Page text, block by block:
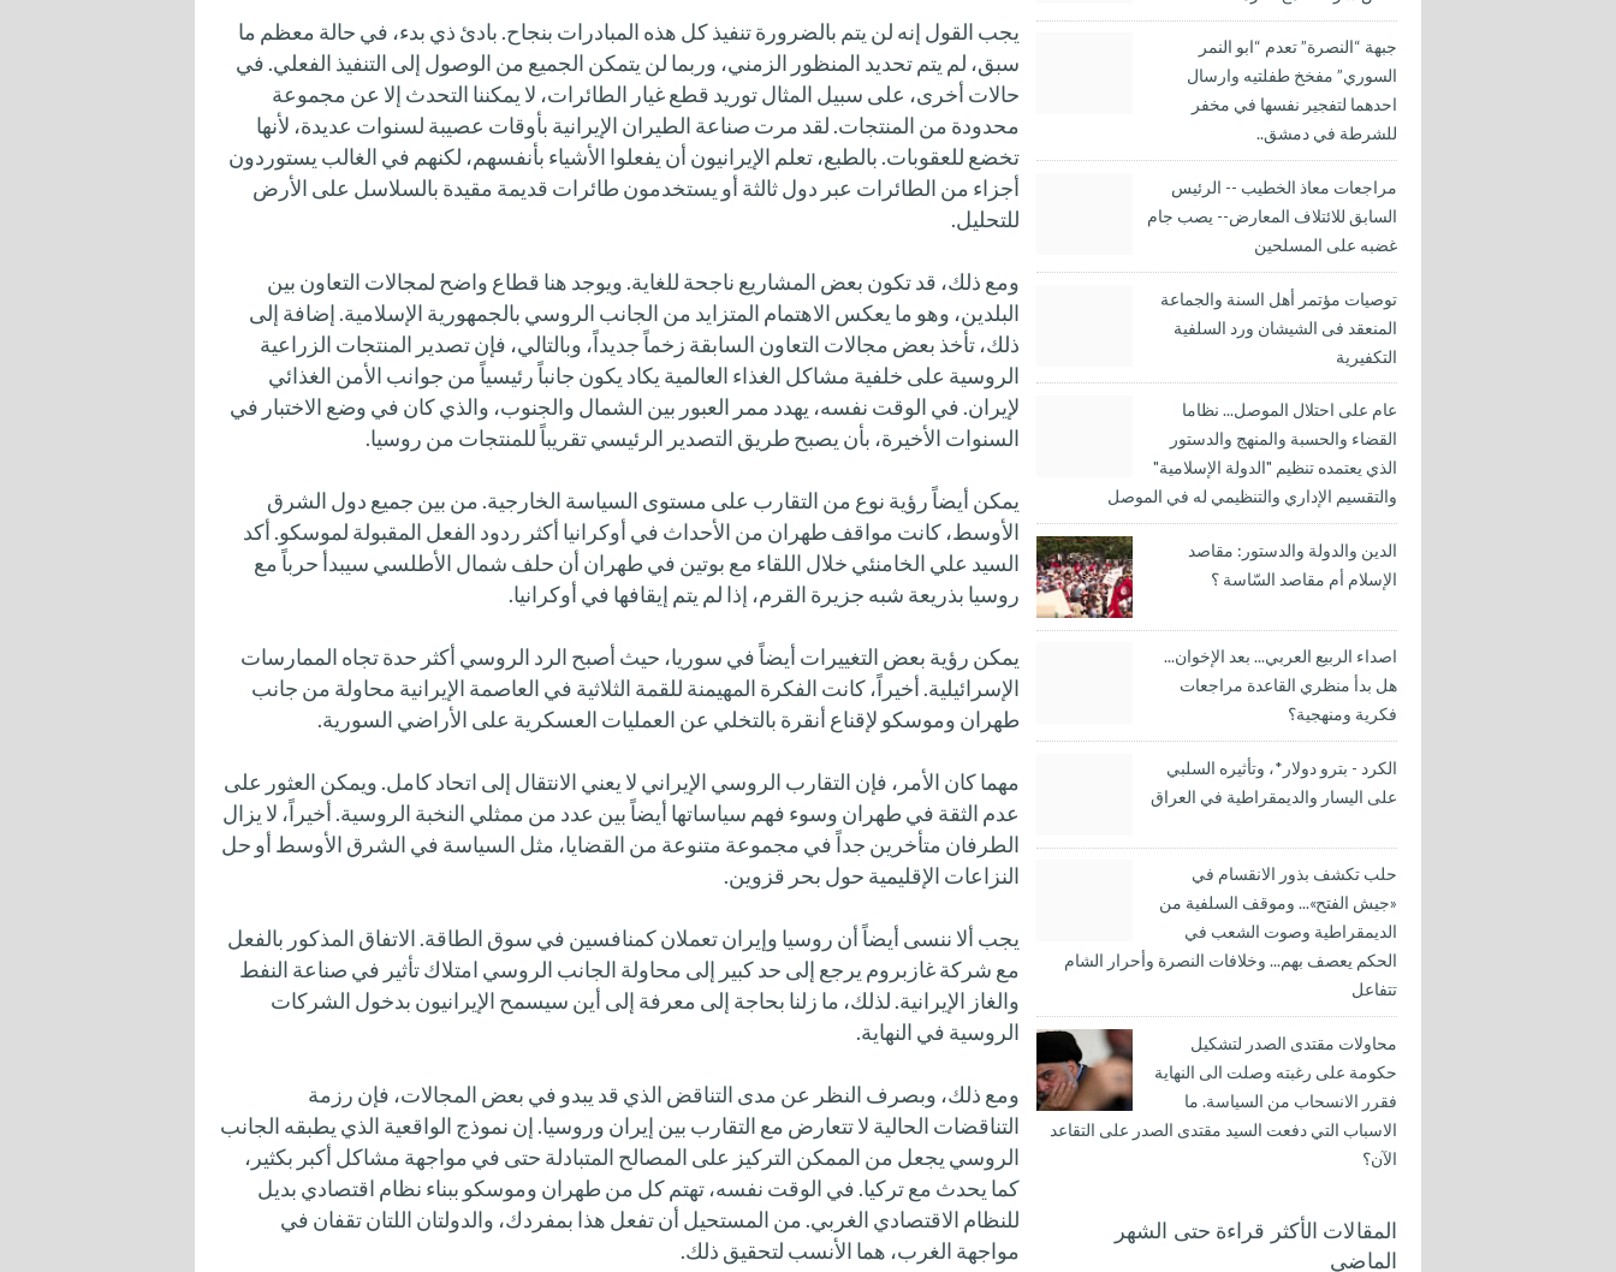
يجب القول إنه لن يتم بالضرورة تنفيذ كل هذه المبادرات بنجاح. بادئ ذي بدء، في حالة معظم ما
سبق، لم يتم تحديد المنظور الزمني، وربما لن يتمكن الجميع من الوصول إلى التنفيذ الفعلي. في
حالات أخرى، على سبيل المثال توريد قطع غيار الطائرات، لا يمكننا التحدث إلا عن مجموعة
محدودة من المنتجات. لقد مرت صناعة الطيران الإيرانية بأوقات عصيبة لسنوات عديدة، لأنها
تخضع للعقوبات. بالطبع، تعلم الإيرانيون أن يفعلوا الأشياء بأنفسهم، لكنهم في الغالب يستوردون
أجزاء من الطائرات عبر دول ثالثة أو يستخدمون طائرات قديمة مقيدة بالسلاسل على الأرض
للتحليل.
ومع ذلك، قد تكون بعض المشاريع ناجحة للغاية. ويوجد هنا قطاع واضح لمجالات التعاون بين
البلدين، وهو ما يعكس الاهتمام المتزايد من الجانب الروسي بالجمهورية الإسلامية. إضافة إلى
ذلك، تأخذ بعض مجالات التعاون السابقة زخماً جديداً، وبالتالي، فإن تصدير المنتجات الزراعية
الروسية على خلفية مشاكل الغذاء العالمية يكاد يكون جانباً رئيسياً من جوانب الأمن الغذائي
لإيران. في الوقت نفسه، يهدد ممر العبور بين الشمال والجنوب، والذي كان في وضع الاختبار في
السنوات الأخيرة، بأن يصبح طريق التصدير الرئيسي تقريباً للمنتجات من روسيا.
يمكن أيضاً رؤية نوع من التقارب على مستوى السياسة الخارجية. من بين جميع دول الشرق
الأوسط، كانت مواقف طهران من الأحداث في أوكرانيا أكثر ردود الفعل المقبولة لموسكو. أكد
السيد علي الخامنئي خلال اللقاء مع بوتين في طهران أن حلف شمال الأطلسي سيبدأ حرباً مع
روسيا بذريعة شبه جزيرة القرم، إذا لم يتم إيقافها في أوكرانيا.
يمكن رؤية بعض التغييرات أيضاً في سوريا، حيث أصبح الرد الروسي أكثر حدة تجاه الممارسات
الإسرائيلية. أخيراً، كانت الفكرة المهيمنة للقمة الثلاثية في العاصمة الإيرانية محاولة من جانب
طهران وموسكو لإقناع أنقرة بالتخلي عن العمليات العسكرية على الأراضي السورية.
مهما كان الأمر، فإن التقارب الروسي الإيراني لا يعني الانتقال إلى اتحاد كامل. ويمكن العثور على
عدم الثقة في طهران وسوء فهم سياساتها أيضاً بين عدد من ممثلي النخبة الروسية. أخيراً، لا يزال
الطرفان متأخرين جداً في مجموعة متنوعة من القضايا، مثل السياسة في الشرق الأوسط أو حل
النزاعات الإقليمية حول بحر قزوين.
يجب ألا ننسى أيضاً أن روسيا وإيران تعملان كمنافسين في سوق الطاقة. الاتفاق المذكور بالفعل
مع شركة غازبروم يرجع إلى حد كبير إلى محاولة الجانب الروسي امتلاك تأثير في صناعة النفط
والغاز الإيرانية. لذلك، ما زلنا بحاجة إلى معرفة إلى أين سيسمح الإيرانيون بدخول الشركات
الروسية في النهاية.
ومع ذلك، وبصرف النظر عن مدى التناقض الذي قد يبدو في بعض المجالات، فإن رزمة
التناقضات الحالية لا تتعارض مع التقارب بين إيران وروسيا. إن نموذج الواقعية الذي يطبقه الجانب
الروسي يجعل من الممكن التركيز على المصالح المتبادلة حتى في مواجهة مشاكل أكبر بكثير،
كما يحدث مع تركيا. في الوقت نفسه، تهتم كل من طهران وموسكو ببناء نظام اقتصادي بديل
للنظام الاقتصادي الغربي. من المستحيل أن تفعل هذا بمفردك، والدولتان اللتان تقفان في
مواجهة الغرب، هما الأنسب لتحقيق ذلك.
جبهة “النصرة” تعدم “ابو النمر
السوري” مفخخ طفلتيه وارسال
احدهما لتفجير نفسها في مخفر
للشرطة في دمشق..
مراجعات معاذ الخطيب -- الرئيس
السابق للائتلاف المعارض-- يصب جام
غضبه على المسلحين
توصيات مؤتمر أهل السنة والجماعة
المنعقد فى الشيشان ورد السلفية
التكفيرية
عام على احتلال الموصل... نظاما
القضاء والحسبة والمنهج والدستور
الذي يعتمده تنظيم "الدولة الإسلامية"
والتقسيم الإداري والتنظيمي له في الموصل
الدين والدولة والدستور: مقاصد
الإسلام أم مقاصد السّاسة ؟
اصداء الربيع العربي... بعد الإخوان...
هل بدأ منظري القاعدة مراجعات
فكرية ومنهجية؟
الكرد - بترو دولار*، وتأثيره السلبي
على اليسار والديمقراطية في العراق
حلب تكشف بذور الانقسام في
«جيش الفتح»... وموقف السلفية من
الديمقراطية وصوت الشعب في
الحكم يعصف بهم... وخلافات النصرة وأحرار الشام
تتفاعل
محاولات مقتدى الصدر لتشكيل
حكومة على رغبته وصلت الى النهاية
فقرر الانسحاب من السياسة. ما
الاسباب التي دفعت السيد مقتدى الصدر على التقاعد
الآن؟
المقالات الأكثر قراءة حتى الشهر
الماضي